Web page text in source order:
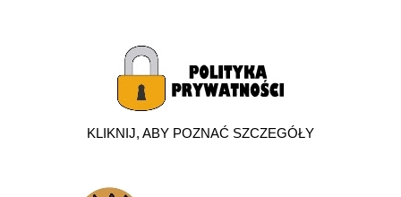
KLIKNIJ, ABY POZNAĆ SZCZEGÓŁY